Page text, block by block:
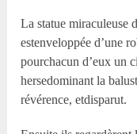
La statue miraculeuse
estenveloppée d’une
pourchacun d’eux un
hersedominant la
révérence, etdisparut.